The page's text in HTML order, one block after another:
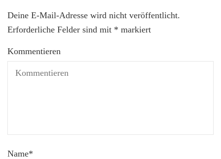
Deine E-Mail-Adresse wird nicht veröffentlicht.
Erforderliche Felder sind mit * markiert
Kommentieren
Name*